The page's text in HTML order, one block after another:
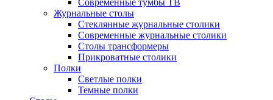
Современные тумбы ТВ
Журнальные столы
Стеклянные журнальные столики
Современные журнальные столики
Столы трансформеры
Прикроватные столики
Полки
Светлые полки
Темные полки